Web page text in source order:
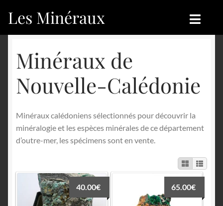
Aller
à
navigation
Aller
au
Les Minéraux
Catégories
Nouveautés
Achat
Mon compte
Français
Boutique
Nouveautés
Blog
Achat
Contactez-nous
Sites amis
Minéraux de
Nouvelle-Calédonie
Minéraux calédoniens sélectionnés pour découvrir la
minéralogie et les espèces minérales de ce département
d’outre-mer, les spécimens sont en vente.
40.00€ 65.00€